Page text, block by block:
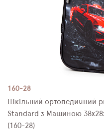
160-28
Шкільний ортопедичний
Standard з Машиною
(160-28)